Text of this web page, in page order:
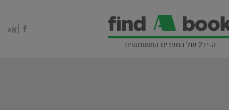
ה-יד2 של הספרים המשומשים